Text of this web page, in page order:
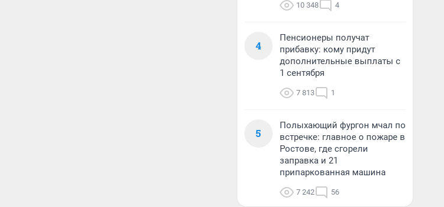
10 348 4
4
Пенсионеры получат
прибавку: кому придут
дополнительные выплаты с
1 сентября
7 813 1
5
Полыхающий фургон мчал по
встречке: главное о пожаре в
Ростове, где сгорели
заправка и 21
припаркованная машина
7 242 56